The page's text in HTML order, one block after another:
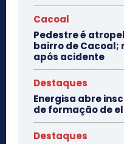
Cacoal
Pedestre é
bairro de Cacoal;
após acidente
Destaques
Energisa abre
de formação de
Destaques